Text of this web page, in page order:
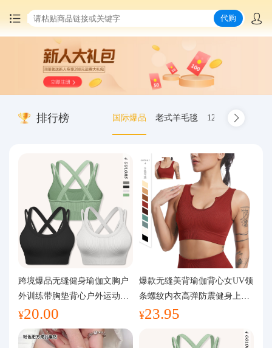
中国商品代购
集运服务
最新公告
物流资讯
代购问答
关于我们
代购
排行榜 国际爆品 老式羊毛毯 12.00-20 truck
跨境爆品无缝健身瑜伽文胸户
外训练带胸垫背心户外运动瑜
伽服女
¥20.00
爆款无缝美背瑜伽背心女UV领
条螺纹内衣高弹防震健身上装
运动文胸
¥23.95